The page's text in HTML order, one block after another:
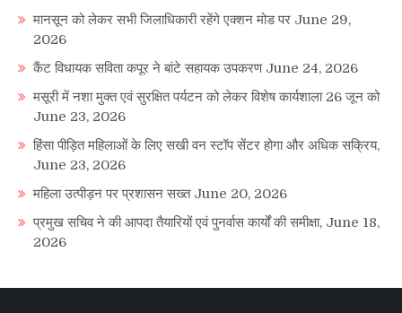
मानसून को लेकर सभी जिलाधिकारी रहेंगे एक्शन मोड पर June 29,
2026
कैंट विधायक सविता कपूर ने बांटे सहायक उपकरण June 24, 2026
मसूरी में नशा मुक्त एवं सुरक्षित पर्यटन को लेकर विशेष कार्यशाला 26 जून को
June 23, 2026
हिंसा पीड़ित महिलाओं के लिए सखी वन स्टॉप सेंटर होगा और अधिक सक्रिय,
June 23, 2026
महिला उत्पीड़न पर प्रशासन सख्त June 20, 2026
प्रमुख सचिव ने की आपदा तैयारियों एवं पुनर्वास कार्यों की समीक्षा, June 18,
2026